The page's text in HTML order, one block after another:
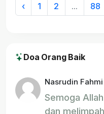
‹ 1 2 ... 88
Doa Orang Baik
Nasrudin Fahmi
Semoga
dan